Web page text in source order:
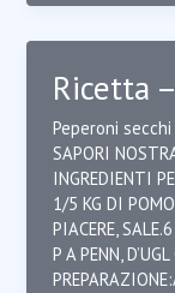
Ricetta
Peperoni
SAPORI
INGREDIENTI
1/5 KG DI
PIACERE,
P A PENN,